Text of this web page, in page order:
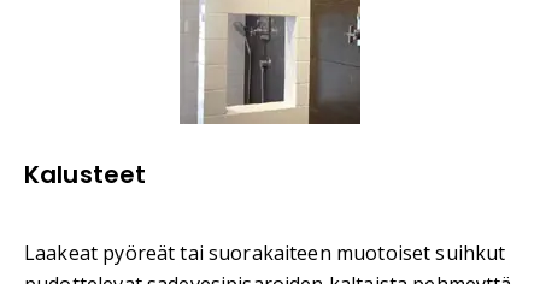
Kalusteet
Laakeat pyöreät tai suorakaiteen muotoiset suihkut